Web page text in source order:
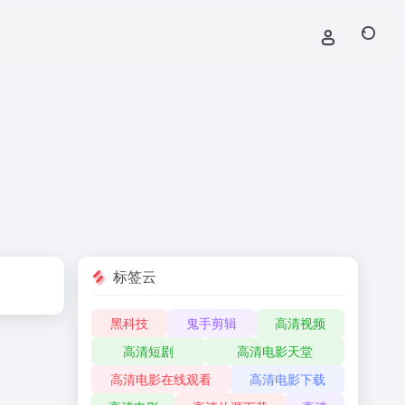
标签云
黑科技 鬼手剪辑
高清视频
高清短剧
高清电影天堂
高清电影在线观看
高清电影下载